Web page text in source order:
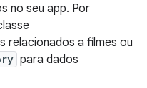
no seu app. Por
relacionados a filmes ou
para dados